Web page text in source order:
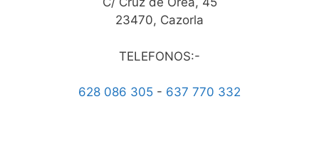
23470, Cazorla
TELEFONOS:-
628 086 305 - 637 770 332